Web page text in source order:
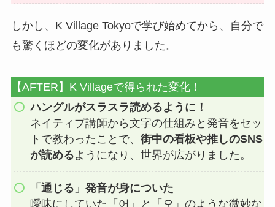
しかし、K Village Tokyoで学び始めてから、自分で
も驚くほどの変化がありました。
【AFTER】K Villageで得られた変化！
ハングルがスラスラ読めるように！
ネイティブ講師から文字の仕組みと発音をセッ
トで教わったことで、街中の看板や推しのSNS
が読めるようになり、世界が広がりました。
「通じる」発音が身についた
曖昧にしていた「어」と「오」のような微妙な